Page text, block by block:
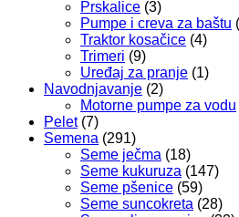
Prskalice (3)
Pumpe i creva za baštu
Traktor kosačice (4)
Trimeri (9)
Uređaj za pranje (1)
Navodnjavanje (2)
Motorne pumpe za vodu
Pelet (7)
Semena (291)
Seme ječma (18)
Seme kukuruza (147)
Seme pšenice (59)
Seme suncokreta (28)